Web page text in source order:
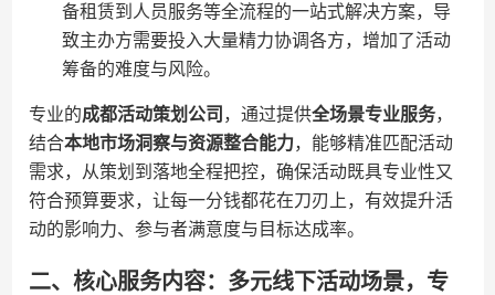
备租赁到人员服务等全流程的一站式解决方案，导
致主办方需要投入大量精力协调各方，增加了活动
筹备的难度与风险。
专业的​​成都活动策划公司​ ​，通过提供​​全场景专业服务​​，
结合​​本地市场洞察与资源整合能力​​，能够精准匹配活动
需求，从策划到落地全程把控，确保活动既具专业性又
符合预算要求，让每一分钱都花在刀刃上，有效提升活
动的影响力、参与者满意度与目标达成率。
二、核心服务内容：多元线下活动场景，专